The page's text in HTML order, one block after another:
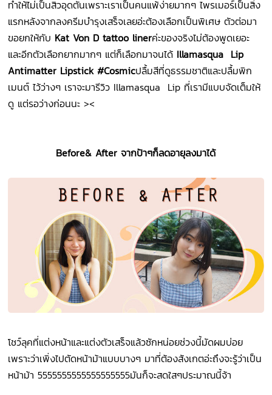
ทำให้ไม่เป็นสิวอุดตันเพราะเราเป็นคนแพ้ง่ายมากๆ ไพรเมอร์เป็นสิ่ง
แรกหลังจากลงครีมบำรุงเสร็จเลยอ่ะต้องเลือกเป็นพิเศษ ตัวต่อมา
ขอยกให้กับ Kat Von D tattoo linerค่ะของจริงไม่ต้องพูดเยอะ
และอีกตัวเลือกยากมากๆ แต่ก็เลือกมาจนได้ Illamasqua Lip
Antimatter Lipstick#Cosmicปลื้มสีที่ดูธรรมชาติและปลื้มพิก
เมนต์ ไว้ว่างๆ เราจะมารีวิว Illamasqua Lip ที่เรามีแบบจัดเต็มให้
ดู แต่รอว่างก่อนนะ ><
Before& After จากป้าๆก็ลดอายุลงมาได้
โชว์ลุคที่แต่งหน้าและแต่งตัวเสร็จแล้วซักหน่อยช่วงนี้มัดผมบ่อย
เพราะว่าเพิ่งไปตัดหน้าม้าแบบบางๆ มาที่ต้องสังเกตอ่ะถึงจะรู้ว่าเป็น
หน้าม้า 5555555555555555555มันก็จะสดใสๆประมาณนี้จ้า